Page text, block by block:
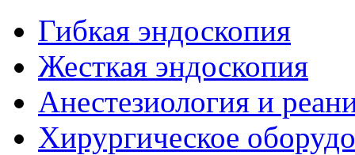
Гибкая эндоскопия
Жесткая эндоскопия
Анестезиология и
Хирургическое